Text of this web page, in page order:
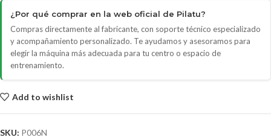
¿Por qué comprar en la web oficial de Pilatu?
Compras directamente al fabricante, con soporte técnico especializado
y acompañamiento personalizado. Te ayudamos y asesoramos para
elegir la máquina más adecuada para tu centro o espacio de
entrenamiento.
Add to wishlist
SKU: P006N